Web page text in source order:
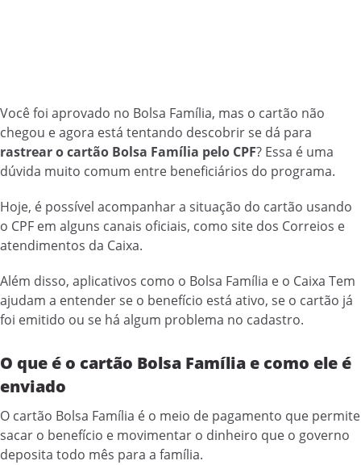
Você foi aprovado no Bolsa Família, mas o cartão não
chegou e agora está tentando descobrir se dá para
rastrear o cartão Bolsa Família pelo CPF? Essa é uma
dúvida muito comum entre beneficiários do programa.
Hoje, é possível acompanhar a situação do cartão usando
o CPF em alguns canais oficiais, como site dos Correios e
atendimentos da Caixa.
Além disso, aplicativos como o Bolsa Família e o Caixa Tem
ajudam a entender se o benefício está ativo, se o cartão já
foi emitido ou se há algum problema no cadastro.
O que é o cartão Bolsa Família e como ele é
enviado
O cartão Bolsa Família é o meio de pagamento que permite
sacar o benefício e movimentar o dinheiro que o governo
deposita todo mês para a família.